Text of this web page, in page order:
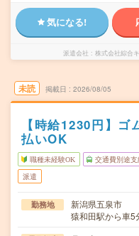
気になる!
派遣会社 株式会社綜合
未読 掲載日 2026/08/05
【時給1230円】
払いOK
職種未経験OK 交通費別途支
派遣
勤務地
新潟県五泉市
猿和田駅から車5